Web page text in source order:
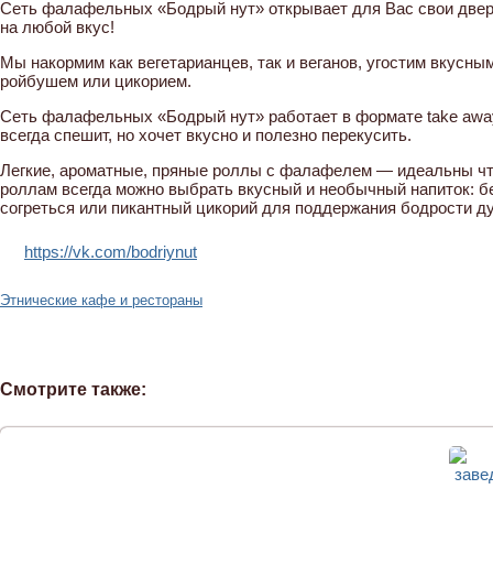
Сеть фалафельных «Бодрый нут» открывает для Вас свои
на любой вкус!
Мы накормим как вегетарианцев, так и веганов, угостим
ройбушем или цикорием.
Сеть фалафельных «Бодрый нут» работает в формате take
всегда спешит, но хочет вкусно и полезно перекусить.
Легкие, ароматные, пряные роллы с фалафелем — идеальны
роллам всегда можно выбрать вкусный и необычный напиток:
согреться или пикантный цикорий для поддержания бодрости
https://vk.com/bodriynut
Этнические кафе и рестораны
Смотрите также: